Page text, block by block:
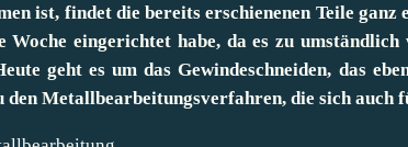
ist, findet die bereits erschienenen Teile
Woche eingerichtet habe, da es zu
geht es um das Gewindeschneiden, das
den Metallbearbeitungsverfahren, die sich auch